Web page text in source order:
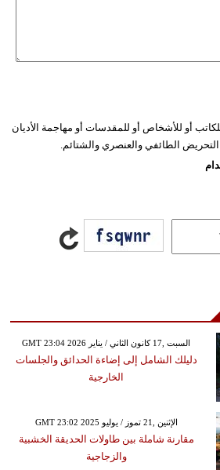
أو للأشخاص أو للمقدسات أو مهاجمة الأديان
التحريض الطائفي والعنصري والشتائم.
GMT 23:04 2026 السبت ,17 كانون الثاني / يناير
دليلك الشامل إلى إضاءة الحدائق والجلسات
الخارجية
GMT 23:02 2025 الإثنين ,21 تموز / يوليو
مقارنة شاملة بين طاولات الحديقة الخشبية
والزجاجية